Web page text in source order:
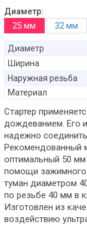
Диаметр:
25 мм
32 мм
Диаметр
Ширина
Наружная резьба
Материал
Стартер
дождеванием. Его
надежно
Рекомендованный
оптимальный 50 мм
помощи зажимного
туман диаметром
по резьбе 40 мм в
Изготовлен из
воздействию